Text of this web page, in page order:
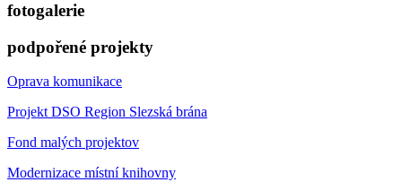
fotogalerie
podpořené projekty
Oprava komunikace
Projekt DSO Region Slezská brána
Fond malých projektov
Modernizace místní knihovny